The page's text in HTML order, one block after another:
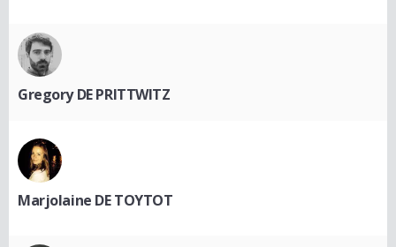
Gregory DE PRITTWITZ
Marjolaine DE TOYTOT